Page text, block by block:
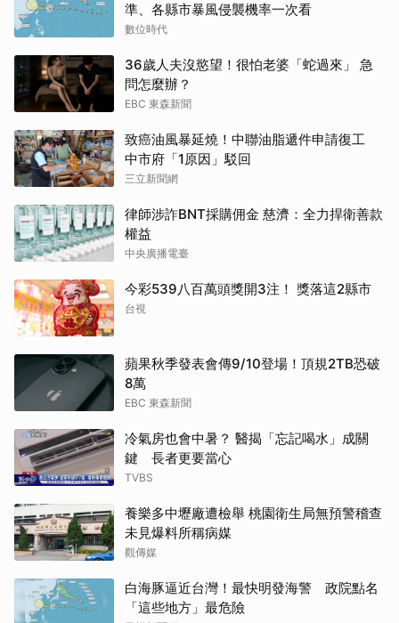
準、各縣市暴風侵襲機率一次看
數位時代
36歲人夫沒慾望！很怕老婆「蛇過來」 急
問怎麼辦？
EBC 東森新聞
致癌油風暴延燒！中聯油脂遞件申請復工
中市府「1原因」駁回
三立新聞網
律師涉詐BNT採購佣金 慈濟：全力捍衛善款
權益
中央廣播電臺
今彩539八百萬頭獎開3注！ 獎落這2縣市
台視
蘋果秋季發表會傳9/10登場！頂規2TB恐破
8萬
EBC 東森新聞
冷氣房也會中暑？ 醫揭「忘記喝水」成關
鍵 長者更要當心
TVBS
養樂多中壢廠遭檢舉 桃園衛生局無預警稽查
未見爆料所稱病媒
觀傳媒
白海豚逼近台灣！最快明發海警 政院點名
「這些地方」最危險